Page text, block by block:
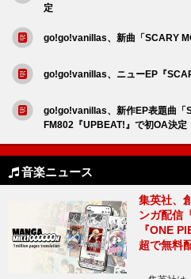
定
go!go!vanillas、新曲「SCARY
go!go!vanillas、ニューEP『
go!go!vanillas、新作EP表題曲「
FM802『UPBEAT!』で初OA決定
音楽ニュース
集英社、
ンガ配信
『ONE
超で無料